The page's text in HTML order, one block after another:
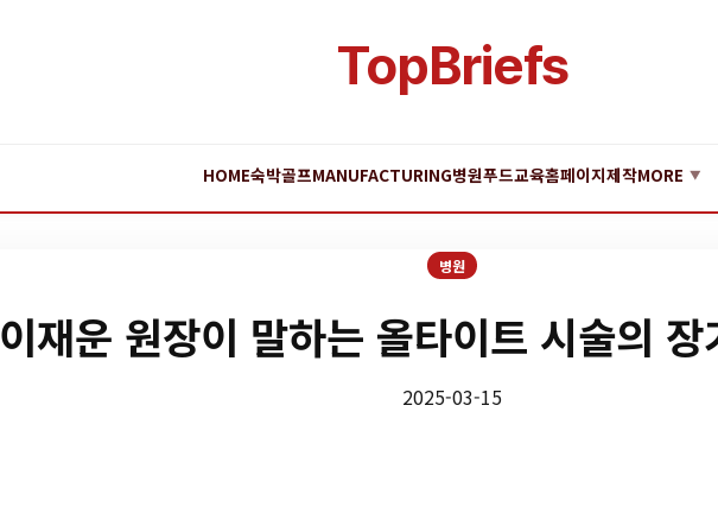
TopBriefs
HOME숙박골프MANUFACTURING병원푸드교육홈페이지제작MORE ▼
병원
이재운 원장이 말하는 올타이트 시술의
2025-03-15